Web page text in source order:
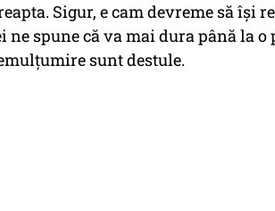
Sigur, e cam devreme să își
ne spune că va mai dura până la o
sunt destule.